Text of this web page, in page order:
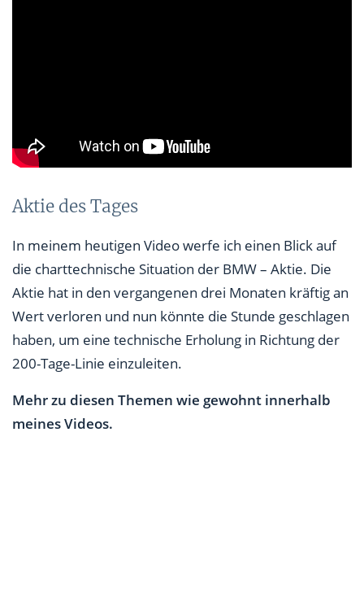
Aktie des Tages
In meinem heutigen Video werfe ich einen Blick auf
die charttechnische Situation der BMW – Aktie. Die
Aktie hat in den vergangenen drei Monaten kräftig an
Wert verloren und nun könnte die Stunde geschlagen
haben, um eine technische Erholung in Richtung der
200-Tage-Linie einzuleiten.
Mehr zu diesen Themen wie gewohnt innerhalb
meines Videos.